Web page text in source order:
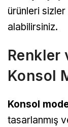
ürünleri
alabilirsiniz.
Renkler
Konsol
Konsol
tasarlanmış